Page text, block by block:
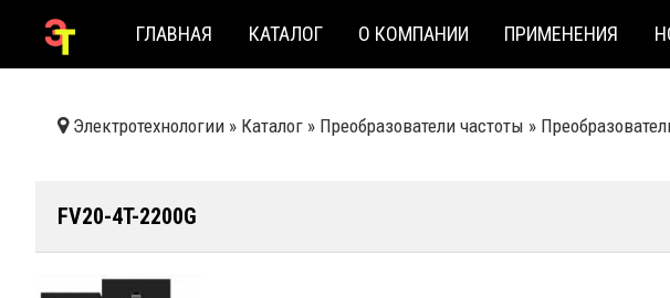
ГЛАВНАЯ КАТАЛОГ О КОМПАНИИ ПРИМЕНЕНИЯ
Электротехнологии » Каталог » Преобразователи частоты »
FV20-4T-2200G